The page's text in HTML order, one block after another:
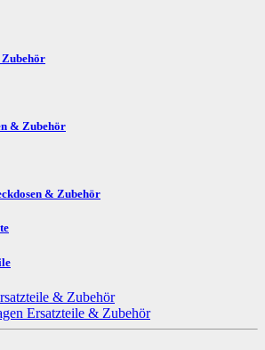
& Zubehör
& Zubehör
& Zubehör
Ersatzteile & Zubehör